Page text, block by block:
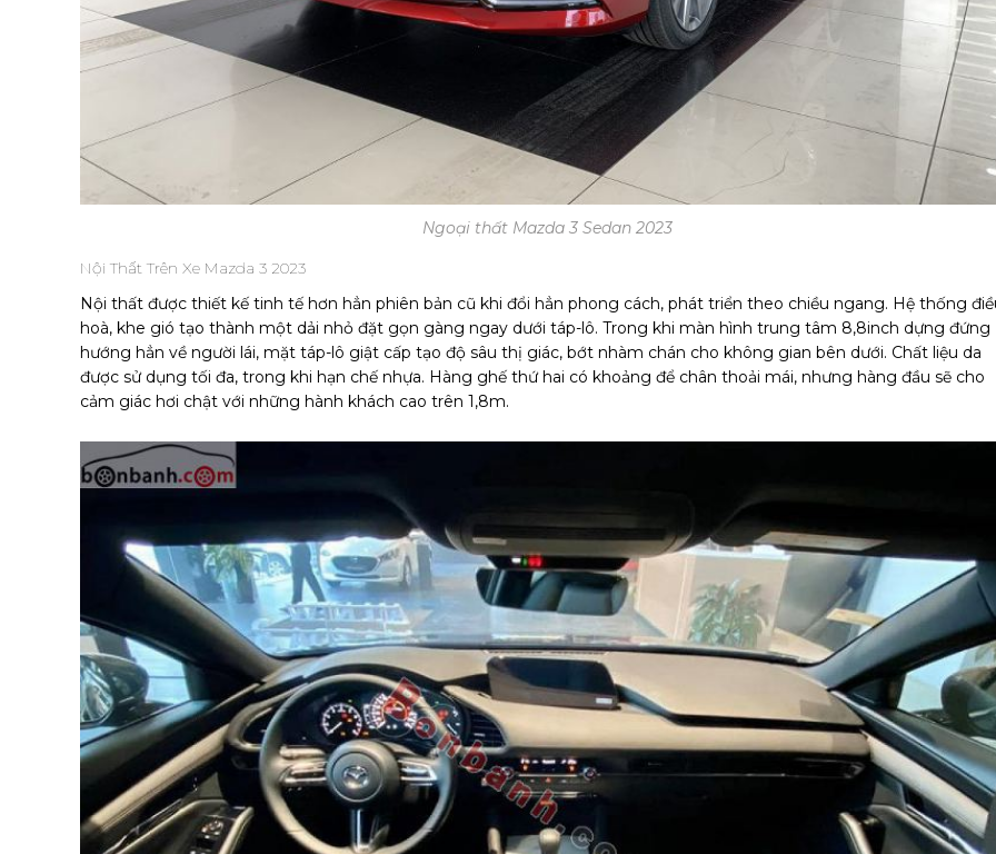
Ngoại thất Mazda 3 Sedan 2023
Nội Thất Trên Xe Mazda 3 2023
Nội thất được thiết kế tinh tế hơn hẳn phiên bản cũ khi đổi hẳn phong cách, phát triển theo chiều ngang. Hệ thống
hoà, khe gió tạo thành một dải nhỏ đặt gọn gàng ngay dưới táp-lô. Trong khi màn hình trung tâm 8,8inch dựng đứng
hướng hẳn về người lái, mặt táp-lô giật cấp tạo độ sâu thị giác, bớt nhàm chán cho không gian bên dưới. Chất liệu da
được sử dụng tối đa, trong khi hạn chế nhựa. Hàng ghế thứ hai có khoảng để chân thoải mái, nhưng hàng đầu sẽ cho
cảm giác hơi chật với những hành khách cao trên 1,8m.